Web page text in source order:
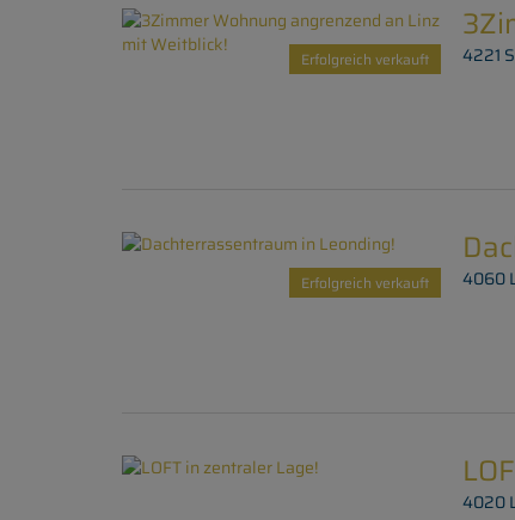
Erfolgreich verkauft 4221
Erfolgreich verkauft 4060
4020